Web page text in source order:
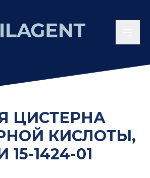
ЦИСТЕРНА
КИСЛОТЫ,
1424-01